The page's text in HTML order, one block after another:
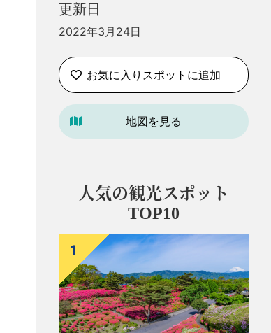
更新日
2022年3月24日
お気に入りスポットに追加
地図を見る
人気の観光スポット
TOP10
1